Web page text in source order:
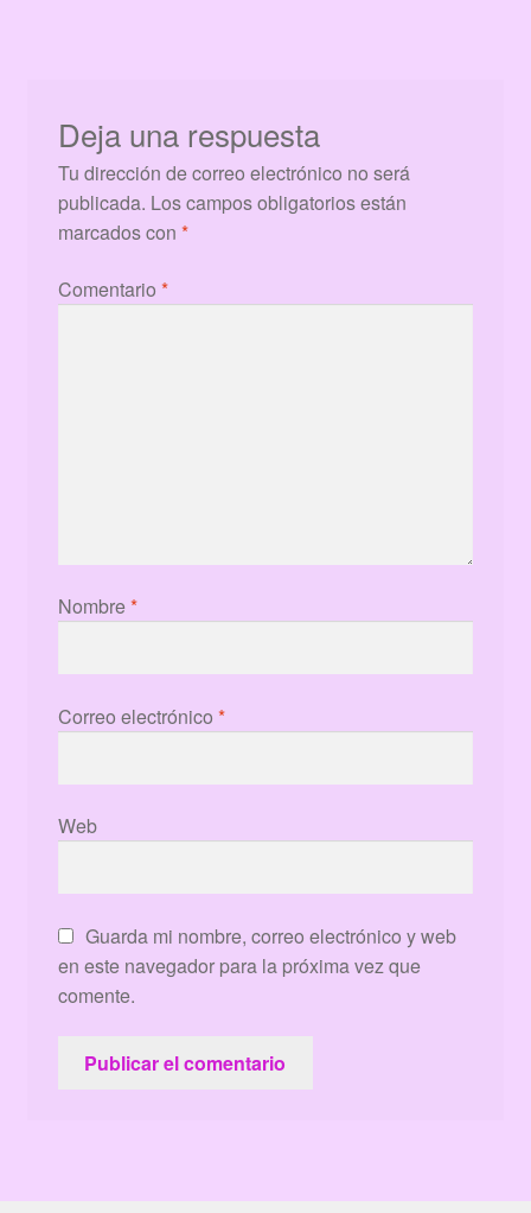
Deja una respuesta
Tu dirección de correo electrónico no será
publicada. Los campos obligatorios están
marcados con *
Comentario *
Nombre*
Correo electrónico *
Web
Guarda mi nombre, correo electrónico y web
en este navegador para la próxima vez que
comente.